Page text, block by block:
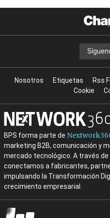
Nosotros Etiquetas Rss
Cookie
BPS forma parte de
marketing B2B, comunicación y
mercado tecnológico. A través
conectamos a fabricantes,
impulsando la Transformación
crecimiento empresarial.